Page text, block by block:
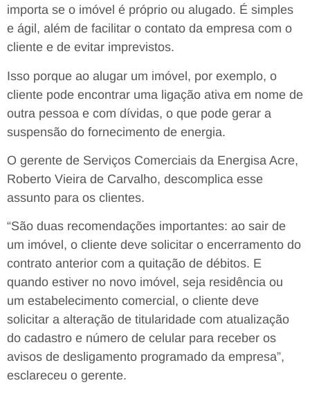
importa se o imóvel é próprio ou alugado. É simples
e ágil, além de facilitar o contato da empresa com o
cliente e de evitar imprevistos.
Isso porque ao alugar um imóvel, por exemplo, o
cliente pode encontrar uma ligação ativa em nome de
outra pessoa e com dívidas, o que pode gerar a
suspensão do fornecimento de energia.
O gerente de Serviços Comerciais da Energisa Acre,
Roberto Vieira de Carvalho, descomplica esse
assunto para os clientes.
“São duas recomendações importantes: ao sair de
um imóvel, o cliente deve solicitar o encerramento do
contrato anterior com a quitação de débitos. E
quando estiver no novo imóvel, seja residência ou
um estabelecimento comercial, o cliente deve
solicitar a alteração de titularidade com atualização
do cadastro e número de celular para receber os
avisos de desligamento programado da empresa”,
esclareceu o gerente.